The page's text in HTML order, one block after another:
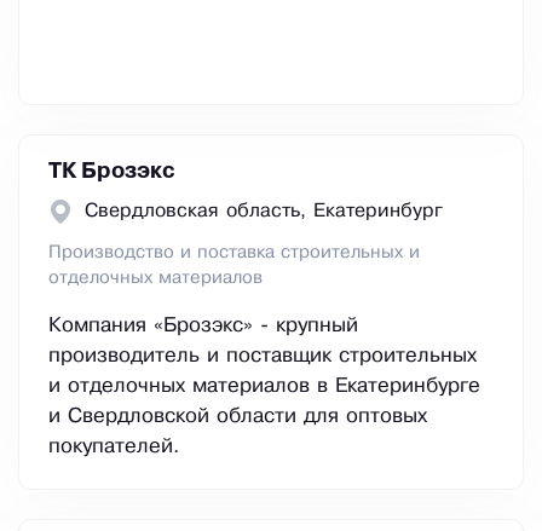
ТК Брозэкс
Свердловская область, Екатеринбург
Производство и поставка строительных и
отделочных материалов
Компания «Брозэкс» - крупный
производитель и поставщик строительных
и отделочных материалов в Екатеринбурге
и Свердловской области для оптовых
покупателей.